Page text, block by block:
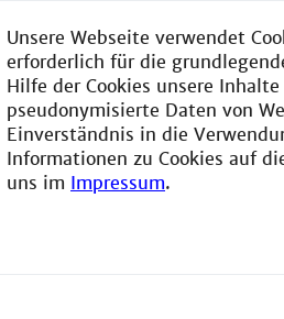
Start and end of
Programme
Unsere Webseite verwendet
erforderlich für die
Hilfe der Cookies unsere
pseudonymisierte Daten von
Einverständnis in die
Informationen zu Cookies auf
uns im Impressum.